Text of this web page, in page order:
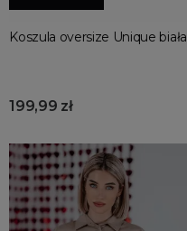
Koszula oversize Unique biała
199,99 zł